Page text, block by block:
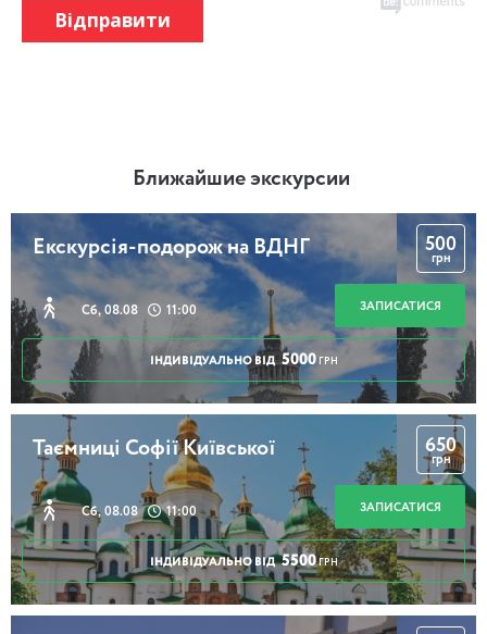
Відправити
Ближайшие экскурсии
Екскурсія-подорож на ВДНГ
Сб, 08.08 11:00
500
грн
ЗАПИСАТИСЯ
ІНДИВІДУАЛЬНО ВІД 5000 ГРН
Таємниці Софії Київської
Сб, 08.08 11:00
650
грн
ЗАПИСАТИСЯ
ІНДИВІДУАЛЬНО ВІД 5500 ГРН